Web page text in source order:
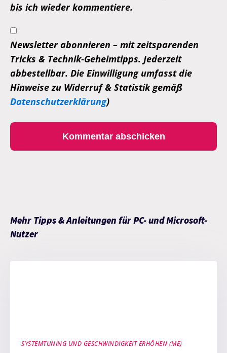
bis ich wieder kommentiere.
Newsletter abonnieren – mit zeitsparenden
Tricks & Technik-Geheimtipps. Jederzeit
abbestellbar. Die Einwilligung umfasst die
Hinweise zu Widerruf & Statistik gemäß
Datenschutzerklärung)
Mehr Tipps & Anleitungen für PC- und Microsoft-
Nutzer
SYSTEMTUNING UND GESCHWINDIGKEIT ERHÖHEN (ME)